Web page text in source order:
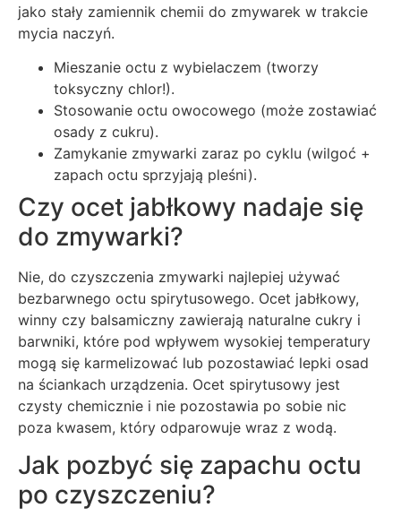
jako stały zamiennik chemii do zmywarek w trakcie
mycia naczyń.
Mieszanie octu z wybielaczem (tworzy
toksyczny chlor!).
Stosowanie octu owocowego (może zostawiać
osady z cukru).
Zamykanie zmywarki zaraz po cyklu (wilgoć +
zapach octu sprzyjają pleśni).
Czy ocet jabłkowy nadaje się
do zmywarki?
Nie, do czyszczenia zmywarki najlepiej używać
bezbarwnego octu spirytusowego. Ocet jabłkowy,
winny czy balsamiczny zawierają naturalne cukry i
barwniki, które pod wpływem wysokiej temperatury
mogą się karmelizować lub pozostawiać lepki osad
na ściankach urządzenia. Ocet spirytusowy jest
czysty chemicznie i nie pozostawia po sobie nic
poza kwasem, który odparowuje wraz z wodą.
Jak pozbyć się zapachu octu
po czyszczeniu?